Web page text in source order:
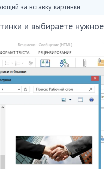
за вставку картинки
и выбираете нужное